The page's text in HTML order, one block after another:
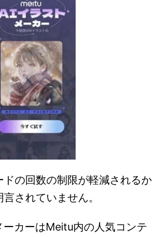
の回数の制限が軽減されるか
されていません。
カーはMeitu内の人気コンテ